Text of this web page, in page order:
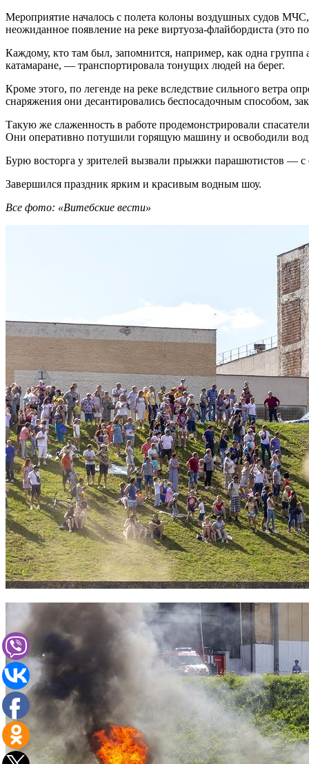
Мероприятие началось с полета колоны воздушных судов
неожиданное появление на реке виртуоза-флайбордиста (это
Каждому, кто там был, запомнится, например, как одна группа
катамаране, — транспортировала тонущих людей на берег.
Кроме этого, по легенде на реке вследствие сильного ветра
снаряжения они десантировались беспосадочным способом,
Такую же слаженность в работе продемонстрировали
Они оперативно потушили горящую машину и освободили
Бурю восторга у зрителей вызвали прыжки парашютистов —
Завершился праздник ярким и красивым водным шоу.
Все фото: «Витебские вести»